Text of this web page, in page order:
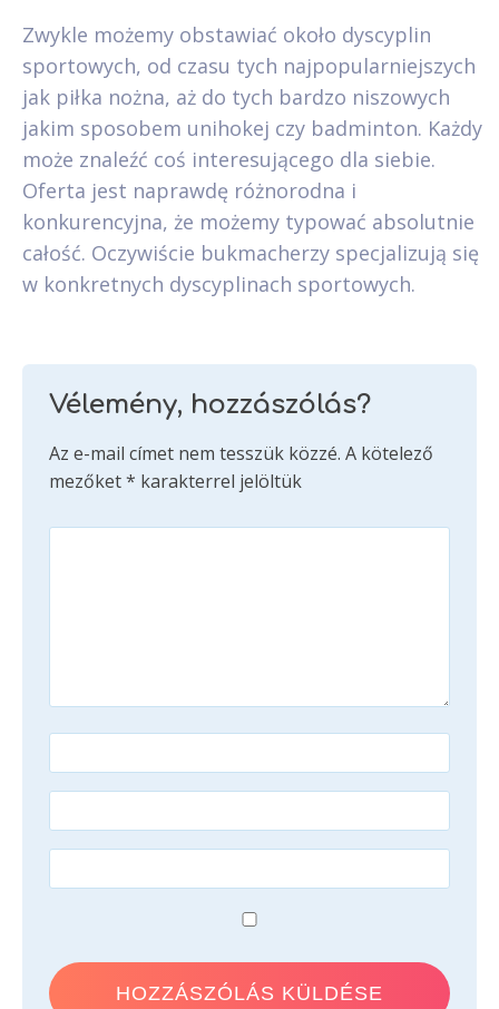
Zwykle możemy obstawiać około dyscyplin
sportowych, od czasu tych najpopularniejszych
jak piłka nożna, aż do tych bardzo niszowych
jakim sposobem unihokej czy badminton. Każdy
może znaleźć coś interesującego dla siebie.
Oferta jest naprawdę różnorodna i
konkurencyjna, że możemy typować absolutnie
całość. Oczywiście bukmacherzy specjalizują się
w konkretnych dyscyplinach sportowych.
Vélemény, hozzászólás?
Az e-mail címet nem tesszük közzé. A kötelező
mezőket* karakterrel jelöltük